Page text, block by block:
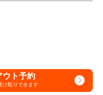
ウト予約
け取りできます